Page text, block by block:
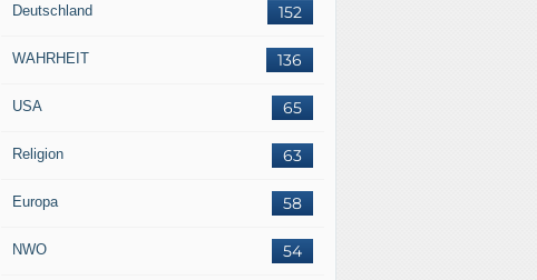
152
Deutschland
136
WAHRHEIT
65
USA
63
Religion
58
Europa
54
NWO